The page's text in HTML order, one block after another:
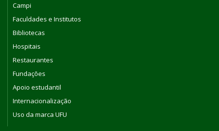
Campi
Faculdades e Institutos
Bibliotecas
Hospitais
Restaurantes
Fundações
Apoio estudantil
Internacionalização
Uso da marca UFU